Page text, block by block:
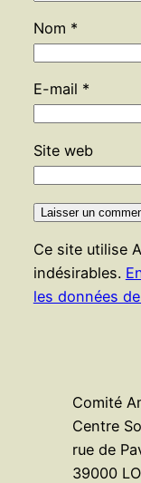
Nom *
E-mail *
Site web
Ce site utilise
indésirables.
les données
Comité
Centre
rue de
39000